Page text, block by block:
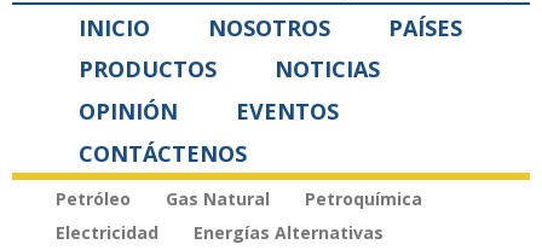
INICIO NOSOTROS
PAÍSES
PRODUCTOS
NOTICIAS
OPINIÓN
EVENTOS
CONTÁCTENOS
Petróleo Gas Natural
Petroquímica
Electricidad
Energías Alternativas